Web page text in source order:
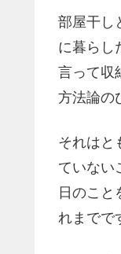
部屋干し
に暮らし
言って収
方法論の
それはと
ていない
日のこ
れまでで